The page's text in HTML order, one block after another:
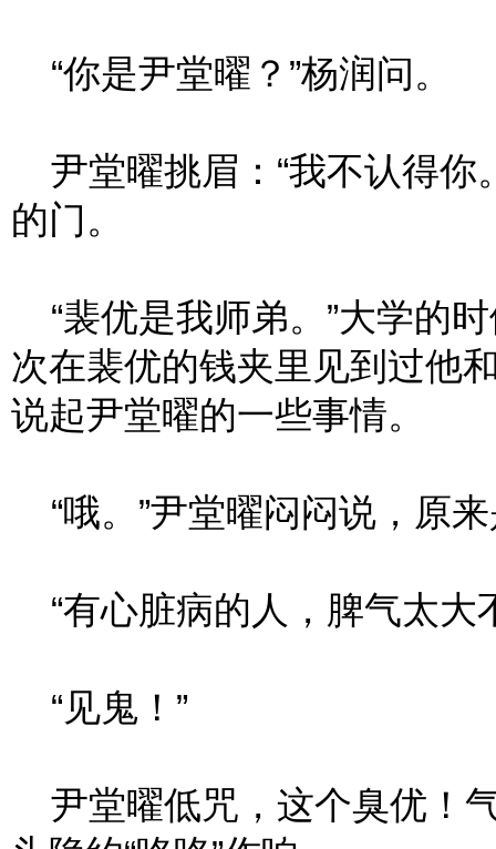
“你是尹堂曜？”杨润问。
尹堂曜挑眉：“我不认得你
的门。
“裴优是我师弟。”大学的
次在裴优的钱夹里见到过他
说起尹堂曜的一些事情。
“哦。”尹堂曜闷闷说，原
“有心脏病的人，脾气太大
“见鬼！”
尹堂曜低咒，这个臭优！